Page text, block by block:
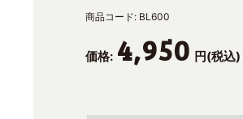
商品コード: BL600
価格: 4,950 円(税込)